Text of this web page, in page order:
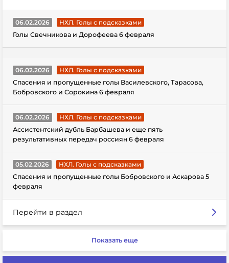
06.02.2026
НХЛ. Голы с подсказками
Голы Свечникова и Дорофеева 6 февраля
06.02.2026
НХЛ. Голы с подсказками
Спасения и пропущенные голы Василевского, Тарасова,
Бобровского и Сорокина 6 февраля
06.02.2026
НХЛ. Голы с подсказками
Ассистентский дубль Барбашева и еще пять
результативных передач россиян 6 февраля
05.02.2026
НХЛ. Голы с подсказками
Спасения и пропущенные голы Бобровского и Аскарова 5
февраля
Перейти в раздел
Показать еще